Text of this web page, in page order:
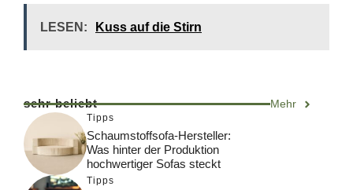
LESEN: Kuss auf die Stirn
sehr beliebt Mehr
Tipps
Schaumstoffsofa-Hersteller:
Was hinter der Produktion
hochwertiger Sofas steckt
Tipps